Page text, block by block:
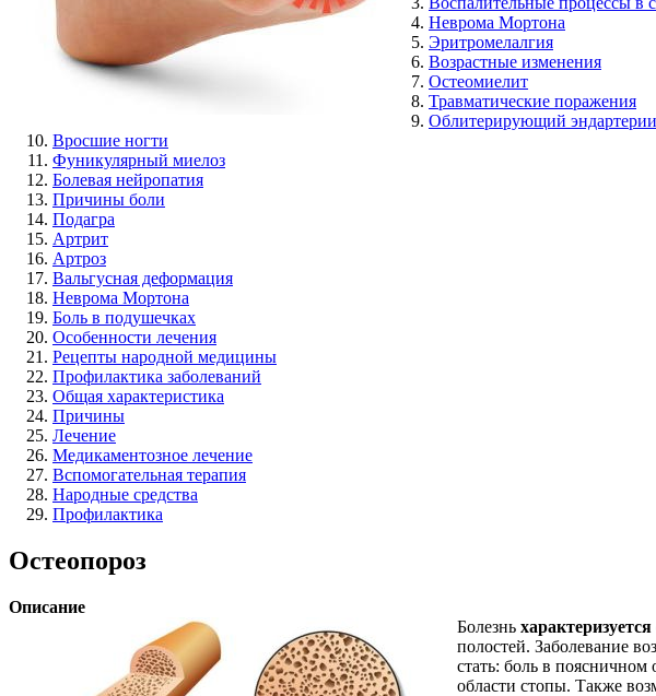
Неврома Мортона
Эритромелалгия
Возрастные изменения
Остеомиелит
Травматические поражения
Облитерирующий
Вросшие ногти
Фуникулярный миелоз
Болевая нейропатия
Причины боли
Подагра
Артрит
Артроз
Вальгусная деформация
Неврома Мортона
Боль в подушечках
Особенности лечения
Рецепты народной медицины
Профилактика заболеваний
Общая характеристика
Причины
Лечение
Медикаментозное лечение
Вспомогательная терапия
Народные средства
Профилактика
Остеопороз
Описание
Болезнь
полостей. Заболевание
стать: боль в
области стопы. Также